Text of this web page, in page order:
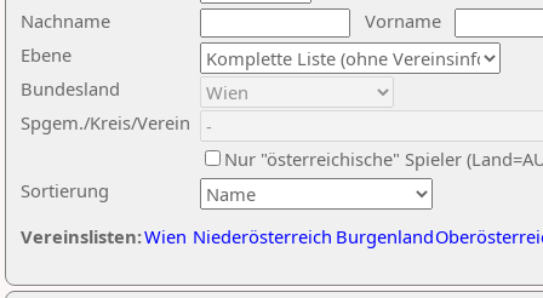
Nachname
Vorname
Ebene
Sortierung
Bundesland
Spgem./Kreis/Verein
Nur "österreichische" Spieler
Vereinslisten:Wien Niederösterreich Burgenland